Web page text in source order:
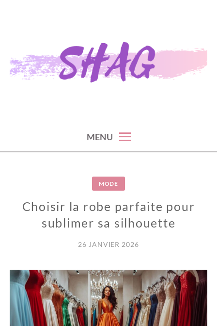
MENU
MODE
Choisir la robe parfaite pour
sublimer sa silhouette
26 JANVIER 2026